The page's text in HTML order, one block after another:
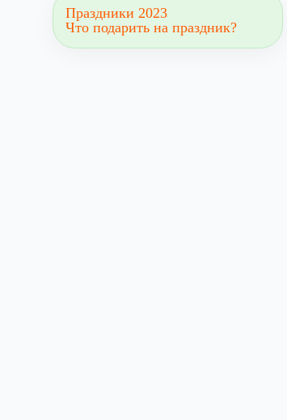
Праздники 2023
Что подарить на праздник?